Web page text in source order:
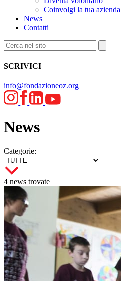
Coinvolgi la tua azienda
News
Contatti
SCRIVICI
info@fondazioneoz.org
News
Categorie:
4 news trovate